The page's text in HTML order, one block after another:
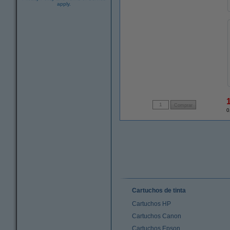
apply.
Cartuchos de tinta
Cartuchos HP
Cartuchos Canon
Cartuchos Epson